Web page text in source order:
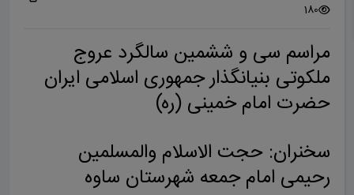
180
مراسم سی و ششمین سالگرد عروج
ملکوتی بنیانگذار جمهوری اسلامی ایران
حضرت امام خمینی (ره)
سخنران: حجت الاسلام والمسلمین
رحیمی امام جمعه شهرستان ساوه